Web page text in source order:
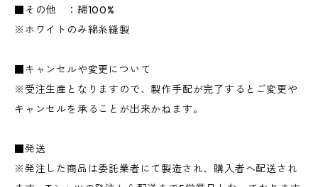
■その他 ：綿100%
※ホワイトのみ綿糸縫製
■キャンセルや変更について
※受注生産となりますので、製作手配が完了するとご変更や
キャンセルを承ることが出来かねます。
■発送
※発注した商品は委託業者にて製造され、購入者へ配送され